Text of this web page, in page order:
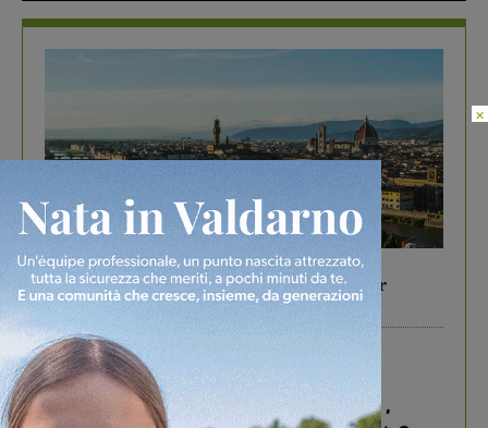
In vetrina 6 Agosto 2026
Gita di famiglia a Firenze: 5 idee per far
divertire i tuoi figli
×